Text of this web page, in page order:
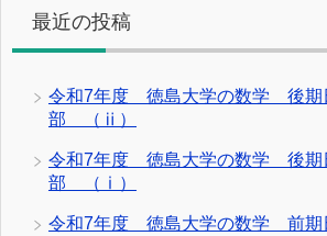
最近の投稿
令和7年度 徳島大学の数学 後
部 （ⅱ）
令和7年度 徳島大学の数学 後
部 （ⅰ）
令和7年度 徳島大学の数学 前